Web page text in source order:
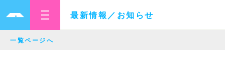
最新情報／お知らせ
一覧ページへ